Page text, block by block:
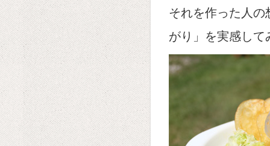
それを作った人
がり」を実感して